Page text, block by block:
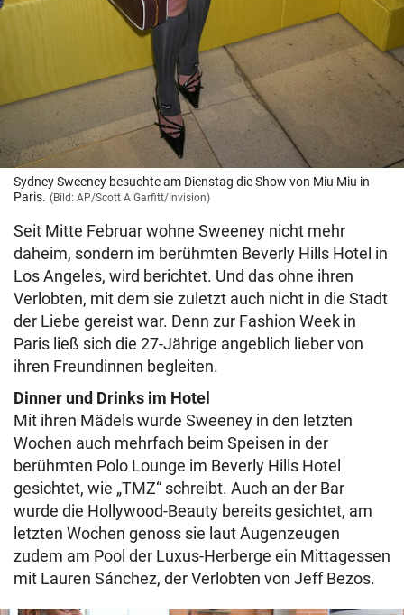
Sydney Sweeney besuchte am Dienstag die Show von Miu Miu in
Paris. (Bild: AP/Scott A Garfitt/Invision)
Seit Mitte Februar wohne Sweeney nicht mehr
daheim, sondern im berühmten Beverly Hills Hotel in
Los Angeles, wird berichtet. Und das ohne ihren
Verlobten, mit dem sie zuletzt auch nicht in die Stadt
der Liebe gereist war. Denn zur Fashion Week in
Paris ließ sich die 27-Jährige angeblich lieber von
ihren Freundinnen begleiten.
Dinner und Drinks im Hotel
Mit ihren Mädels wurde Sweeney in den letzten
Wochen auch mehrfach beim Speisen in der
berühmten Polo Lounge im Beverly Hills Hotel
gesichtet, wie „TMZ“ schreibt. Auch an der Bar
wurde die Hollywood-Beauty bereits gesichtet, am
letzten Wochen genoss sie laut Augenzeugen
zudem am Pool der Luxus-Herberge ein Mittagessen
mit Lauren Sánchez, der Verlobten von Jeff Bezos.